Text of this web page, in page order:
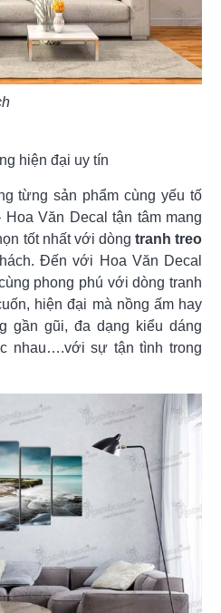
hiện đại uy tín
từng sản phẩm cùng yếu tố
Văn Decal tận tâm mang
tốt nhất với dòng tranh treo
Đến với Hoa Văn Decal
phong phú với dòng tranh
hiện đại mà nồng ấm hay
gần gũi, đa dạng kiểu dáng
nhau….với sự tận tình trong